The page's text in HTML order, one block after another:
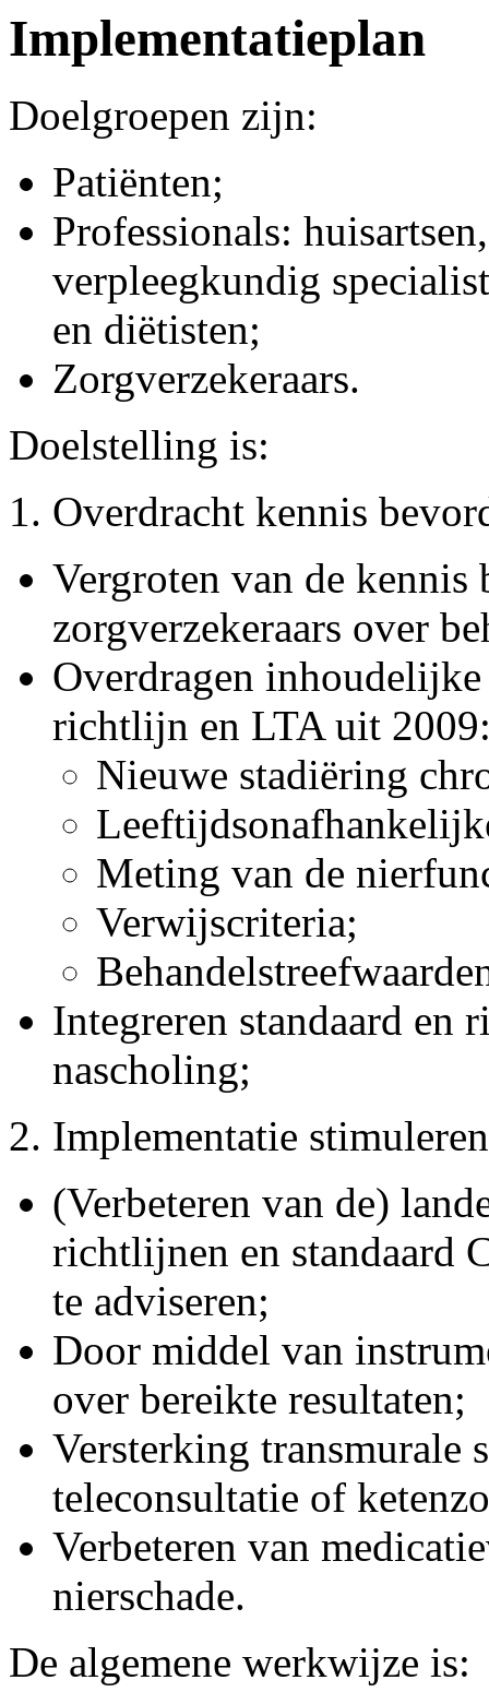
Implementatieplan
Doelgroepen zijn:
Patiënten;
Professionals:
verpleegkundig
en diëtisten;
Zorgverzekeraars.
Doelstelling is:
Overdracht kennis
Vergroten van de
zorgverzekeraars over
Overdragen
richtlijn en LTA uit
Nieuwe stadiëring
Meting van de
Verwijscriteria;
Integreren standaard
nascholing;
Implementatie
(Verbeteren van de)
richtlijnen en standaard
te adviseren;
Door middel van
over bereikte resultaten;
Versterking transmurale
teleconsultatie of
Verbeteren van
nierschade.
De algemene werkwijze is: